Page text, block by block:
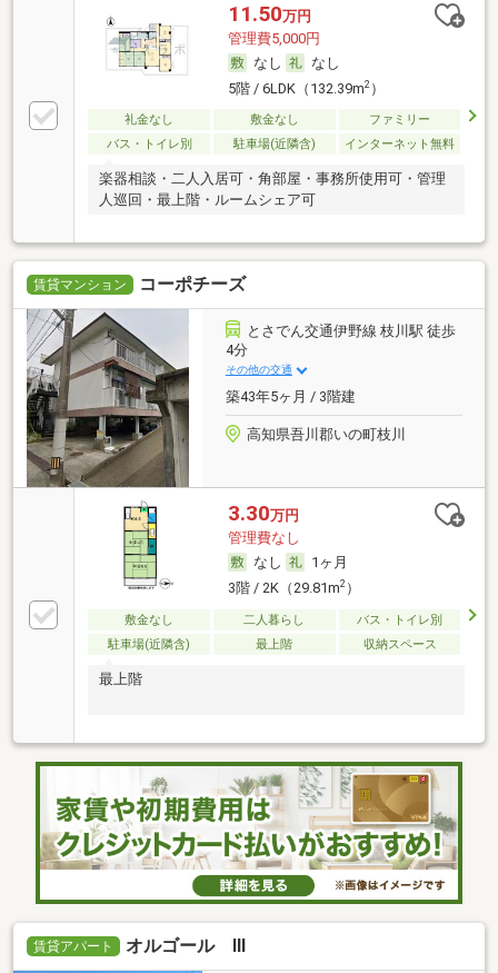
11.50万円
管理費5,000円
なし
なし
5階 / 6LDK（132.39m2）
礼金なし 敷金なし
ファミリー
バス・トイレ別
駐車場(近隣含) インターネット無料
楽器相談・二人入居可・角部屋・事務所使用可・管理
人巡回・最上階・ルームシェア可
賃貸マンション コーポチーズ
とさでん交通伊野線 枝川駅 徒歩
4分
その他の交通
築43年5ヶ月 / 3階建
高知県吾川郡いの町枝川
3.30万円
管理費なし
なし
1ヶ月
3階 / 2K（29.81m2）
敷金なし 二人暮らし
バス・トイレ別
駐車場(近隣含)
最上階 収納スペース
最上階
賃貸アパート オルゴール Ⅲ